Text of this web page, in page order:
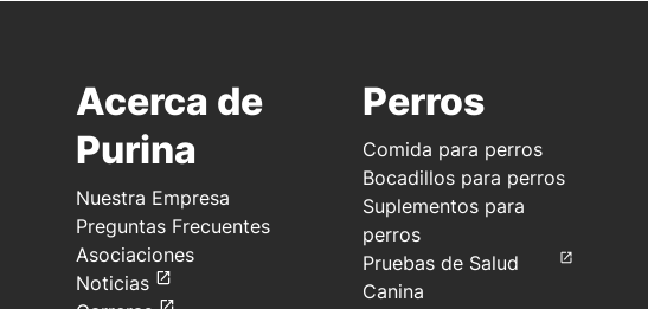
Acerca de
Purina
Nuestra Empresa
Preguntas Frecuentes
Asociaciones
Noticias
Perros
Comida para perros
Bocadillos para perros
Suplementos para
perros
Pruebas de Salud
Canina